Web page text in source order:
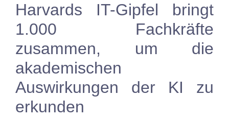
Harvards IT-Gipfel bringt
1.000 Fachkräfte
zusammen, um die
akademischen
Auswirkungen der KI zu
erkunden